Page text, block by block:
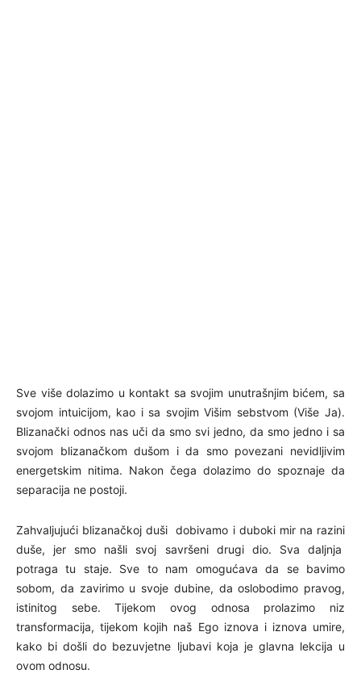
Sve više dolazimo u kontakt sa svojim unutrašnjim bićem, sa
svojom intuicijom, kao i sa svojim Višim sebstvom (Više Ja).
Blizanački odnos nas uči da smo svi jedno, da smo jedno i sa
svojom blizanačkom dušom i da smo povezani nevidljivim
energetskim nitima. Nakon čega dolazimo do spoznaje da
separacija ne postoji.
Zahvaljujući blizanačkoj duši dobivamo i duboki mir na razini
duše, jer smo našli svoj savršeni drugi dio. Sva daljnja
potraga tu staje. Sve to nam omogućava da se bavimo
sobom, da zavirimo u svoje dubine, da oslobodimo pravog,
istinitog sebe. Tijekom ovog odnosa prolazimo niz
transformacija, tijekom kojih naš Ego iznova i iznova umire,
kako bi došli do bezuvjetne ljubavi koja je glavna lekcija u
ovom odnosu.